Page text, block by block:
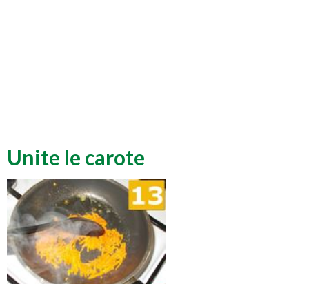
Unite le carote